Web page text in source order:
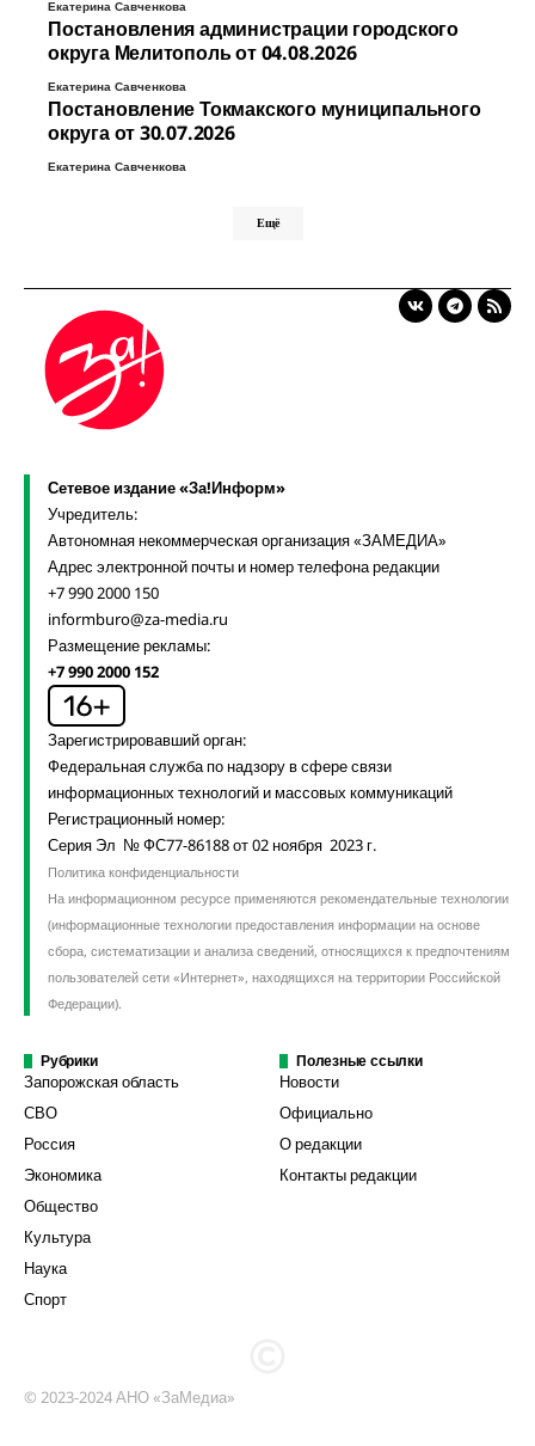
Екатерина Савченкова
Постановления администрации городского
округа Мелитополь от 04.08.2026
Екатерина Савченкова
Постановление Токмакского муниципального
округа от 30.07.2026
Екатерина Савченкова
Ещё
Сетевое издание «За!Информ»
Учредитель:
Автономная некоммерческая организация «ЗАМЕДИА»
Адрес электронной почты и номер телефона редакции
+7 990 2000 150
informburo@za-media.ru
Размещение рекламы:
+7 990 2000 152
Зарегистрировавший орган:
Федеральная служба по надзору в сфере связи
информационных технологий и массовых коммуникаций
Регистрационный номер:
Серия Эл № ФС77-86188 от 02 ноября 2023 г.
Политика конфиденциальности
На информационном ресурсе применяются рекомендательные технологии
(информационные технологии предоставления информации на основе
сбора, систематизации и анализа сведений, относящихся к предпочтениям
пользователей сети «Интернет», находящихся на территории Российской
Федерации).
Рубрики
Запорожская область
СВО
Россия
Экономика
Общество
Культура
Наука
Спорт
Полезные ссылки
Новости
Официально
О редакции
Контакты редакции
© 2023-2024 АНО «ЗаМедиа»